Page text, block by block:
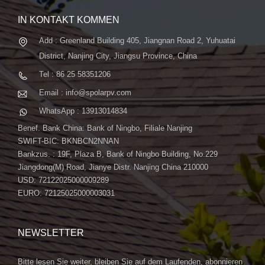
IN KONTAKT KOMMEN
Add : Greenland Building 405, Jiangnan Road 2, Yuhuatai
District, Nanjing City, Jiangsu Province, China
Tel : 86 25 58351206
Email : info@spolarpv.com
WhatsApp : 13913014834
Benef. Bank China: Bank of Ningbo, Filiale Nanjing
SWIFT-BIC: BKNBCN2NNAN
Bankzus. : 19F, Plaza B, Bank of Ningbo Building, No.229
Jiangdong(M) Road, Jianye Distr. Nanjing China 210000
USD: 72122025000009289
EURO: 72125025000003031
NEWSLETTER
Bitte lesen Sie weiter, bleiben Sie auf dem Laufenden, abonnieren